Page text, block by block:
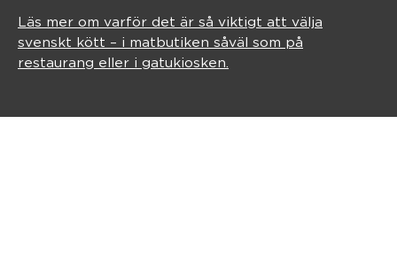
Läs mer om varför det är så viktigt att välja
svenskt kött – i matbutiken såväl som på
restaurang eller i gatukiosken.